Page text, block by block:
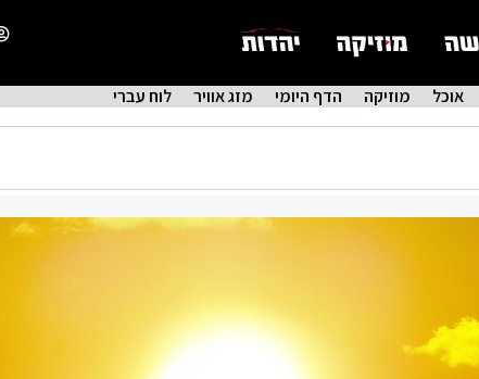
אוכל מוזיקה הדף היומי מזג אוויר לוח עברי